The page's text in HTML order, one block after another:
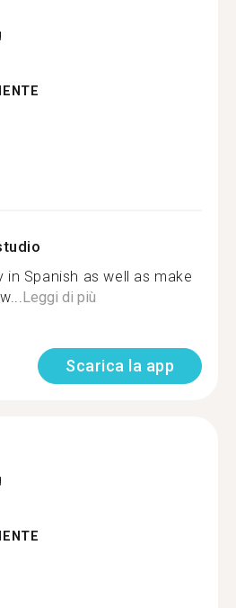
Spanish as well as make
Leggi di più
Scarica la app